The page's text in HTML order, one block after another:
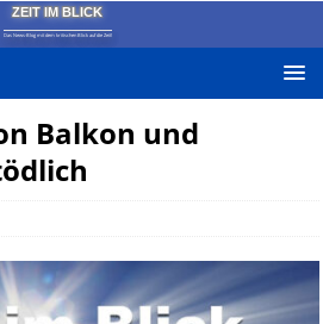
ZEIT IM BLICK
Das News-Blog mit dem kritischen Blick auf die Zeit!
Balkon und